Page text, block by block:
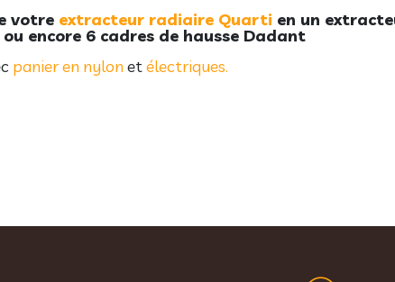
votre extracteur radiaire Quarti en un
encore 6 cadres de hausse Dadant
panier en nylon etélectriques.